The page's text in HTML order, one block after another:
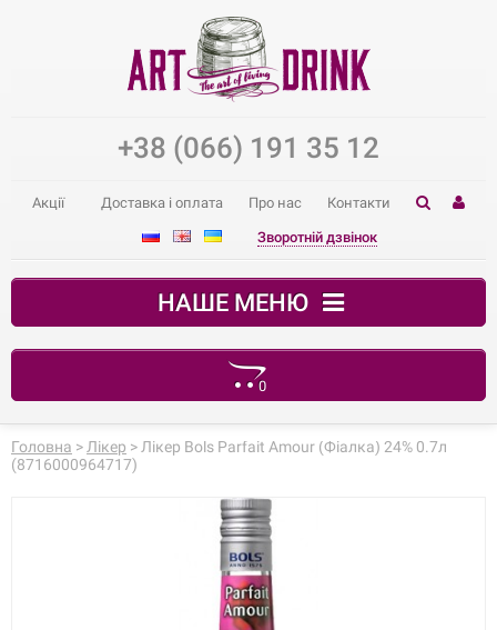
+38 (066) 191 35 12
Акції Доставка і оплата Про нас Контакти
Зворотній дзвінок
НАШЕ МЕНЮ
0
Ваш кошик порожній
Головна > Лікер > Лікер Bols Parfait Amour (Фіалка) 24% 0.7л
(8716000964717)